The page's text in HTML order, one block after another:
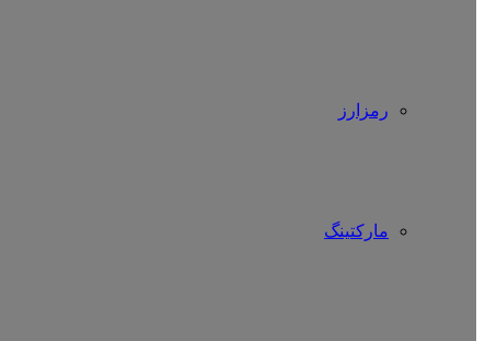
رمزارز
مارکتینگ